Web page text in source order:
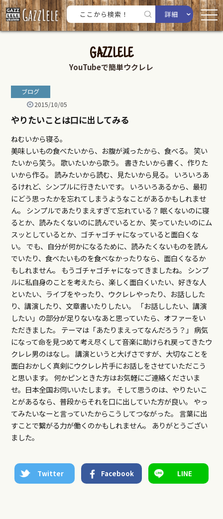
詳細
GAZZLELE
YouTubeで簡単ウクレレ
ブログ
2015/10/05
やりたいことは口に出してみる
ねむいから寝る。
美味しいもの食べたいから、お腹が減ったから、食べる。 笑い
たいから笑う。 歌いたいから歌う。 書きたいから書く、作りた
いから作る。 読みたいから読む、見たいから見る。 いろいろあ
るけれど、シンプルに行きたいです。 いろいろあるから、最初
にどう思ったかを忘れてしまうようなことがあるかもしれませ
ん。 シンプルであたりまえすぎて忘れている？ 眠くないのに寝
るとか、読みたくないのに読んでいるとか、笑っていたいのにム
スッとしているとか、ゴチャゴチャになっていると面白くな
い。 でも、自分が何かになるために、読みたくないものを読ん
でいたり、食べたいものを食べなかったりなら、面白くなるか
もしれません。 もうゴチャゴチャになってきましたね。 シンプ
ルに私自身のことを考えたら、楽しく面白くいたい、好きな人
といたい、ライブをやったり、ウクレレやったり、お話しした
り、講演したり、文章書いたりしたい。 「お話ししたい、講演
したい」の部分が足りないなあと思っていたら、オファーをい
ただきました。 テーマは「あたりまえってなんだろう？」 病気
になって命を見つめて考え尽くして音楽に助けられ戻ってきたウ
クレレ男のはなし。 講演というと大げさですが、大切なことを
面白おかしく真剣にウクレレ片手にお話しをさせていただこう
と思います。 何かピンときた方はお気軽にご連絡くださいま
せ。日本全国お伺いいたします。 そして思うのは、やりたいこ
とがあるなら、普段からそれを口に出していた方が良い。 やっ
てみたいなーと言っていたからこうしてつながった。 言葉に出
すことで繋がる力が働くのかもしれません。 ありがとうござい
ました。
Twitter Facebook LINE